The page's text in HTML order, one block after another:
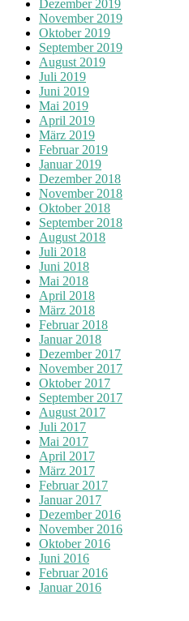
Dezember 2019
November 2019
Oktober 2019
September 2019
August 2019
Juli 2019
Juni 2019
Mai 2019
April 2019
März 2019
Februar 2019
Januar 2019
Dezember 2018
November 2018
Oktober 2018
September 2018
August 2018
Juli 2018
Juni 2018
Mai 2018
April 2018
März 2018
Februar 2018
Januar 2018
Dezember 2017
November 2017
Oktober 2017
September 2017
August 2017
Juli 2017
Mai 2017
April 2017
März 2017
Februar 2017
Januar 2017
Dezember 2016
November 2016
Oktober 2016
Juni 2016
Februar 2016
Januar 2016